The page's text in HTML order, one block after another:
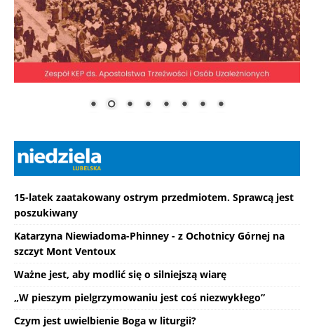
15-latek zaatakowany ostrym przedmiotem. Sprawcą jest
poszukiwany
Katarzyna Niewiadoma-Phinney - z Ochotnicy Górnej na
szczyt Mont Ventoux
Ważne jest, aby modlić się o silniejszą wiarę
„W pieszym pielgrzymowaniu jest coś niezwykłego”
Czym jest uwielbienie Boga w liturgii?